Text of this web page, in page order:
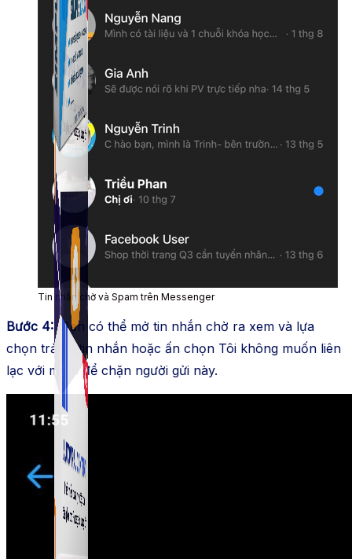
Auto Viral Content
Công cụ đặt lịch, đăng bài tự động cho hàng loạt
Fanpage.
Simple Zalo
Hỗ trợ kết bạn, gửi tin nhắn chăm sóc khách hàng trên
Zalo.
Tin nhắn chờ và Spam trên Messenger
Bước 4:Bạn có thể mở tin nhắn chờ ra xem và lựa
chọn trả lời tin nhắn hoặc ấn chọn Tôi không muốn liên
lạc với mình để chặn người gửi này.